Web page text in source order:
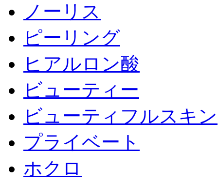
ノーリス
ピーリング
ヒアルロン酸
ビューティー
ビューティフルスキン
プライベート
ホクロ